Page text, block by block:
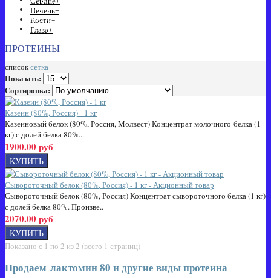
Печень+
Кости+
Глаза+
ПРОТЕИНЫ
списоксетка
Показать:
Сортировка:
Казеин (80%, Россия) - 1 кг
Казеиновый белок (80%, Россия, Молвест) Концентрат молочного белка (1
кг) с долей белка 80%...
1900.00 руб
Сывороточный белок (80%, Россия) - 1 кг - Акционный товар
Сывороточный белок (80%, Россия) Концентрат сывороточного белка (1 кг)
с долей белка 80%. Произве..
2070.00 руб
Показано с 1 по 2 из 2 (всего 1 страниц)
Продаем лактомин 80 и другие виды протеина